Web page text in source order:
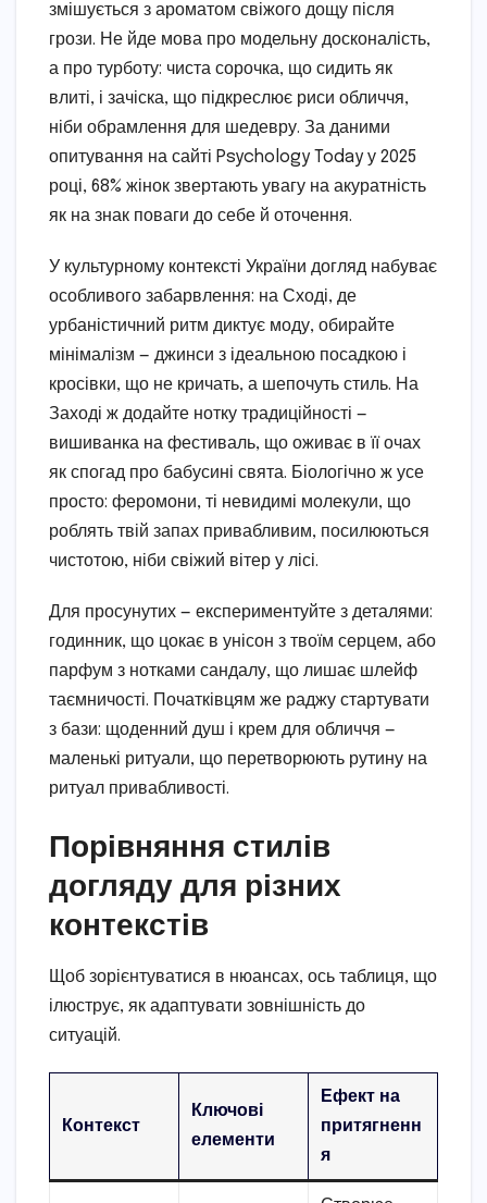
змішується з ароматом свіжого дощу після
грози. Не йде мова про модельну досконалість,
а про турботу: чиста сорочка, що сидить як
влиті, і зачіска, що підкреслює риси обличчя,
ніби обрамлення для шедевру. За даними
опитування на сайті Psychology Today у 2025
році, 68% жінок звертають увагу на акуратність
як на знак поваги до себе й оточення.
У культурному контексті України догляд набуває
особливого забарвлення: на Сході, де
урбаністичний ритм диктує моду, обирайте
мінімалізм — джинси з ідеальною посадкою і
кросівки, що не кричать, а шепочуть стиль. На
Заході ж додайте нотку традиційності —
вишиванка на фестиваль, що оживає в її очах
як спогад про бабусині свята. Біологічно ж усе
просто: феромони, ті невидимі молекули, що
роблять твій запах привабливим, посилюються
чистотою, ніби свіжий вітер у лісі.
Для просунутих — експериментуйте з деталями:
годинник, що цокає в унісон з твоїм серцем, або
парфум з нотками сандалу, що лишає шлейф
таємничості. Початківцям же раджу стартувати
з бази: щоденний душ і крем для обличчя —
маленькі ритуали, що перетворюють рутину на
ритуал привабливості.
Порівняння стилів
догляду для різних
контекстів
Щоб зорієнтуватися в нюансах, ось таблиця, що
ілюструє, як адаптувати зовнішність до
ситуацій.
Контекст
Ключові
елементи
Ефект на
притягненн
я